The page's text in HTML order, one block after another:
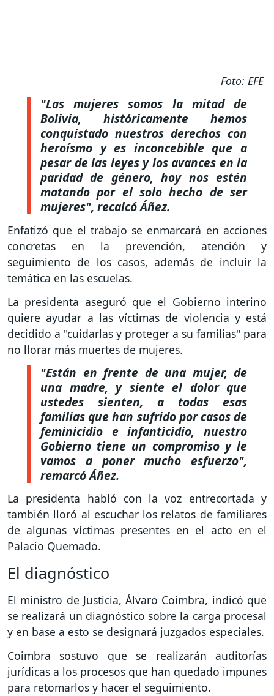
Foto: EFE
"Las mujeres somos la mitad de
Bolivia, históricamente hemos
conquistado nuestros derechos con
heroísmo y es inconcebible que a
pesar de las leyes y los avances en la
paridad de género, hoy nos estén
matando por el solo hecho de ser
mujeres", recalcó Áñez.
Enfatizó que el trabajo se enmarcará en acciones
concretas en la prevención, atención y
seguimiento de los casos, además de incluir la
temática en las escuelas.
La presidenta aseguró que el Gobierno interino
quiere ayudar a las víctimas de violencia y está
decidido a "cuidarlas y proteger a su familias" para
no llorar más muertes de mujeres.
"Están en frente de una mujer, de
una madre, y siente el dolor que
ustedes sienten, a todas esas
familias que han sufrido por casos de
feminicidio e infanticidio, nuestro
Gobierno tiene un compromiso y le
vamos a poner mucho esfuerzo",
remarcó Áñez.
La presidenta habló con la voz entrecortada y
también lloró al escuchar los relatos de familiares
de algunas víctimas presentes en el acto en el
Palacio Quemado.
El diagnóstico
El ministro de Justicia, Álvaro Coimbra, indicó que
se realizará un diagnóstico sobre la carga procesal
y en base a esto se designará juzgados especiales.
Coimbra sostuvo que se realizarán auditorías
jurídicas a los procesos que han quedado impunes
para retomarlos y hacer el seguimiento.